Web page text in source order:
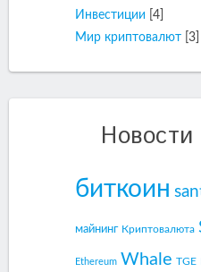
Инвестиции
[4]
Мир криптовалют [3]
биткоин
майнинг Криптовалюта
Ethereum Whale TGE